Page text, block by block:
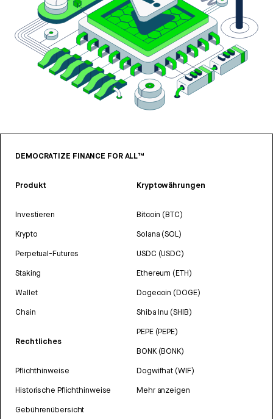
DEMOCRATIZE FINANCE FOR ALL™
Produkt
Investieren
Krypto
Perpetual-Futures
Staking
Wallet
Chain
Rechtliches
Pflichthinweise
Historische Pflichthinweise
Gebührenübersicht
Kryptowährungen
Bitcoin (BTC)
Solana (SOL)
USDC (USDC)
Ethereum (ETH)
Dogecoin (DOGE)
Shiba Inu (SHIB)
PEPE (PEPE)
BONK (BONK)
Dogwifhat (WIF)
Mehr anzeigen